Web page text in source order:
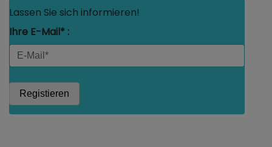
Lassen Sie sich informieren!
Ihre E-Mail* :